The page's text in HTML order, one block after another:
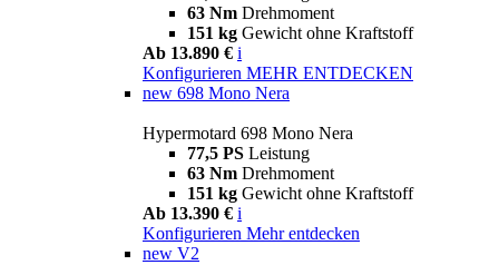
63 Nm Drehmoment
151 kg Gewicht ohne Kraftstoff
Ab 13.890 € i
Konfigurieren MEHR ENTDECKEN
new 698 Mono Nera
Hypermotard 698 Mono Nera
77,5 PS Leistung
63 Nm Drehmoment
151 kg Gewicht ohne Kraftstoff
Ab 13.390 € i
Konfigurieren Mehr entdecken
new V2